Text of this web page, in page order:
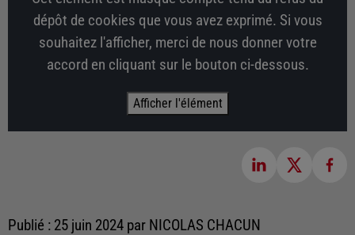
dépôt de cookies que vous avez exprimé. Si vous
souhaitez l'afficher, merci de nous donner votre
accord en cliquant sur le bouton ci-dessous.
Afficher l'élément
Publié : 25 juin 2024 par NICOLAS CHACUN